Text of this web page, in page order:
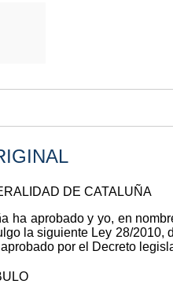
DE CATALUÑA
ha aprobado y yo, en
la siguiente Ley 28/2010,
por el Decreto